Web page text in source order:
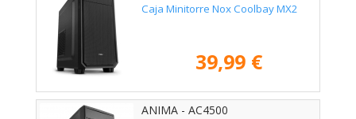
Caja Minitorre Nox Coolbay MX2
39,99 €
ANIMA - AC4500